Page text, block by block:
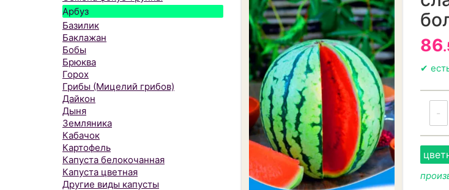
Арбуз
Базилик
Баклажан
Бобы
Брюква
Горох
Грибы (Мицелий грибов)
Дайкон
Дыня
Земляника
Кабачок
Картофель
Капуста белокочанная
Капуста цветная
Другие виды капусты
86
✔
-